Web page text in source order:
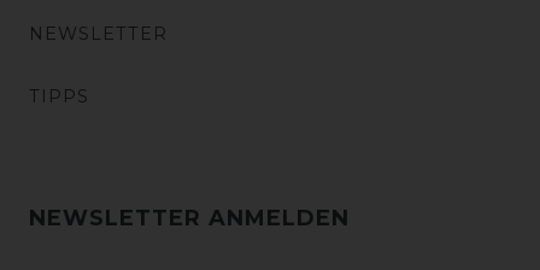
NEWSLETTER
TIPPS
NEWSLETTER ANMELDEN